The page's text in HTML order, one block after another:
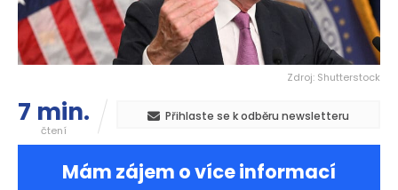
Zdroj: Shutterstock
7 min.
čtení
Přihlaste se k odběru newsletteru
Mám zájem o více informací